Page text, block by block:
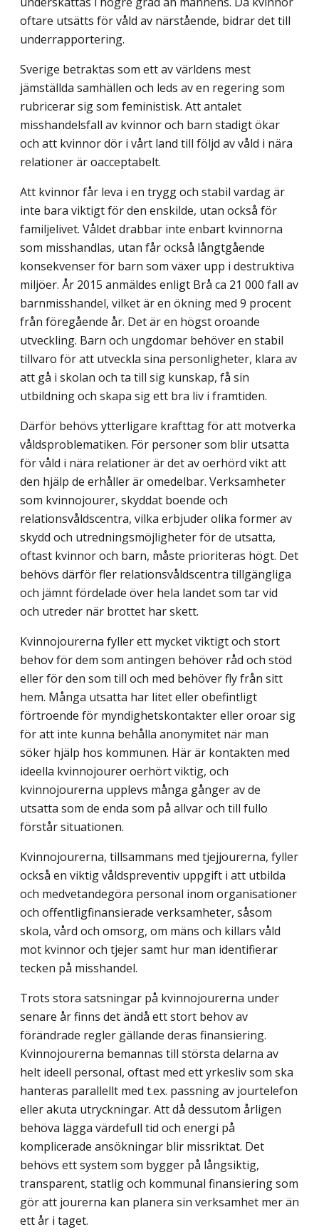
oftare utsätts för våld av närstående, bidrar det till
underrapportering.
Sverige betraktas som ett av världens mest
jämställda samhällen och leds av en regering som
rubricerar sig som feministisk. Att antalet
misshandelsfall av kvinnor och barn stadigt ökar
och att kvinnor dör i vårt land till följd av våld i nära
relationer är oacceptabelt.
Att kvinnor får leva i en trygg och stabil vardag är
inte bara viktigt för den enskilde, utan också för
familjelivet. Våldet drabbar inte enbart kvinnorna
som misshandlas, utan får också långtgående
konsekvenser för barn som växer upp i destruktiva
miljöer. År 2015 anmäldes enligt Brå ca 21 000 fall av
barnmisshandel, vilket är en ökning med 9 procent
från föregående år. Det är en högst oroande
utveckling. Barn och ungdomar behöver en stabil
tillvaro för att utveckla sina personligheter, klara av
att gå i skolan och ta till sig kunskap, få sin
utbildning och skapa sig ett bra liv i framtiden.
Därför behövs ytterligare krafttag för att motverka
våldsproblematiken. För personer som blir utsatta
för våld i nära relationer är det av oerhörd vikt att
den hjälp de erhåller är omedelbar. Verksamheter
som kvinnojourer, skyddat boende och
relationsvålds­centra, vilka erbjuder olika former av
skydd och utredningsmöjligheter för de utsatta,
oftast kvinnor och barn, måste prioriteras högt. Det
behövs därför fler relationsvålds­centra tillgängliga
och jämnt fördelade över hela landet som tar vid
och utreder när brottet har skett.
Kvinnojourerna fyller ett mycket viktigt och stort
behov för dem som antingen behöver råd och stöd
eller för den som till och med behöver fly från sitt
hem. Många utsatta har litet eller obefintligt
förtroende för myndighetskontakter eller oroar sig
för att inte kunna behålla anonymitet när man
söker hjälp hos kommunen. Här är kontakten med
ideella kvinnojourer oerhört viktig, och
kvinnojourerna upplevs många gånger av de
utsatta som de enda som på allvar och till fullo
förstår situationen.
Kvinnojourerna, tillsammans med tjejjourerna, fyller
också en viktig våldspreventiv uppgift i att utbilda
och medvetandegöra personal inom organisationer
och offentlig­finansierade verksamheter, såsom
skola, vård och omsorg, om mäns och killars våld
mot kvinnor och tjejer samt hur man identifierar
tecken på misshandel.
Trots stora satsningar på kvinnojourerna under
senare år finns det ändå ett stort behov av
förändrade regler gällande deras finansiering.
Kvinnojourerna bemannas till största delarna av
helt ideell personal, oftast med ett yrkesliv som ska
hanteras parallellt med t.ex. passning av jourtelefon
eller akuta utryckningar. Att då dessutom årligen
behöva lägga värdefull tid och energi på
komplicerade ansökningar blir missriktat. Det
behövs ett system som bygger på långsiktig,
transparent, statlig och kommunal finansiering som
gör att jourerna kan planera sin verksamhet mer än
ett år i taget.